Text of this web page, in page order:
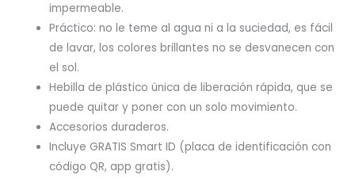
impermeable.
Práctico: no le teme al agua ni a la suciedad, es fácil
de lavar, los colores brillantes no se desvanecen con
el sol.
Hebilla de plástico única de liberación rápida, que se
puede quitar y poner con un solo movimiento.
Accesorios duraderos.
Incluye GRATIS Smart ID (placa de identificación con
código QR, app gratis).